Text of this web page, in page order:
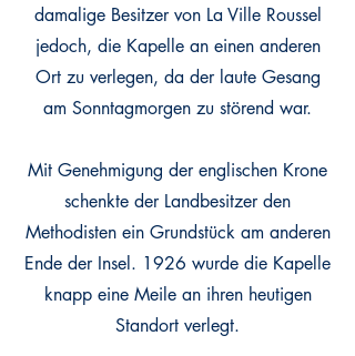
damalige Besitzer von La Ville Roussel
jedoch, die Kapelle an einen anderen
Ort zu verlegen, da der laute Gesang
am Sonntagmorgen zu störend war.
Mit Genehmigung der englischen Krone
schenkte der Landbesitzer den
Methodisten ein Grundstück am anderen
Ende der Insel. 1926 wurde die Kapelle
knapp eine Meile an ihren heutigen
Standort verlegt.